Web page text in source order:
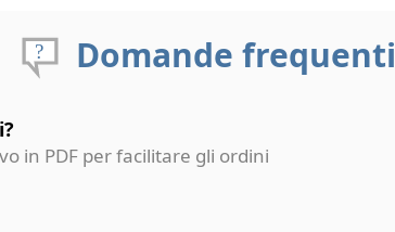
Domande frequenti
in PDF per facilitare gli ordini